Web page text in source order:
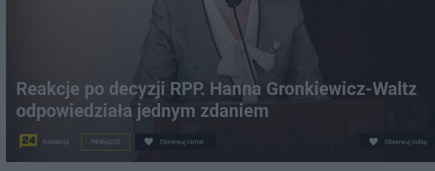
Reakcje po decyzji RPP. Hanna Gronkiewicz-Waltz
odpowiedziała jednym zdaniem
Redakcja PIENIĄDZE Obserwuj temat Obserwuj notkę